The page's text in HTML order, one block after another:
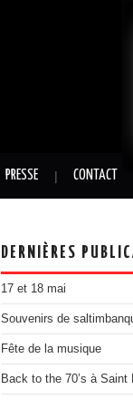
PRESSE CONTACT
DERNIÈRES
17 et 18 mai
Souvenirs de
Fête de la musique
Back to the 70’s à Saint